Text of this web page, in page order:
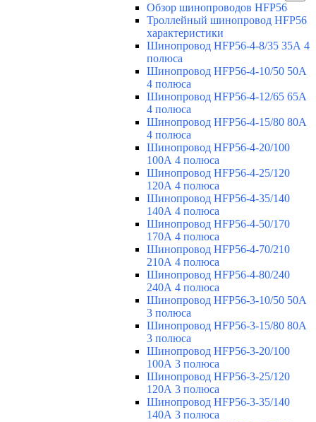
Обзор шинопроводов HFP56
Троллейный шинопровод HFP56
характеристики
Шинопровод HFP56-4-8/35 35А 4
полюса
Шинопровод HFP56-4-10/50 50А
4 полюса
Шинопровод HFP56-4-12/65 65А
4 полюса
Шинопровод HFP56-4-15/80 80А
4 полюса
Шинопровод HFP56-4-20/100
100А 4 полюса
Шинопровод HFP56-4-25/120
120А 4 полюса
Шинопровод HFP56-4-35/140
140А 4 полюса
Шинопровод HFP56-4-50/170
170А 4 полюса
Шинопровод HFP56-4-70/210
210А 4 полюса
Шинопровод HFP56-4-80/240
240А 4 полюса
Шинопровод HFP56-3-10/50 50А
3 полюса
Шинопровод HFP56-3-15/80 80А
3 полюса
Шинопровод HFP56-3-20/100
100А 3 полюса
Шинопровод HFP56-3-25/120
120А 3 полюса
Шинопровод HFP56-3-35/140
140А 3 полюса